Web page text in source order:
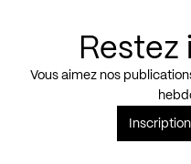
Restez
Vous aimez nos